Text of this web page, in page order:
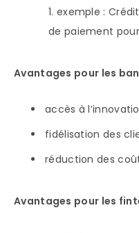
exemple :
de paiement
Avantages pour les
accès à
fidélisation des
réduction des
Avantages pour les